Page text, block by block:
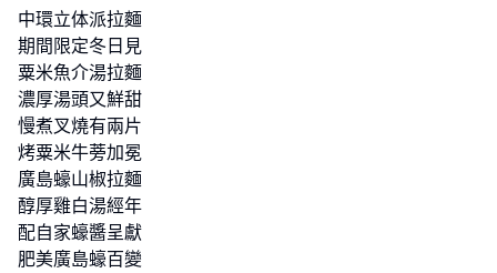
中環立体派拉麵
期間限定冬日見
粟米魚介湯拉麵
濃厚湯頭又鮮甜
慢煮叉燒有兩片
烤粟米牛蒡加冕
廣島蠔山椒拉麵
醇厚雞白湯經年
配自家蠔醬呈獻